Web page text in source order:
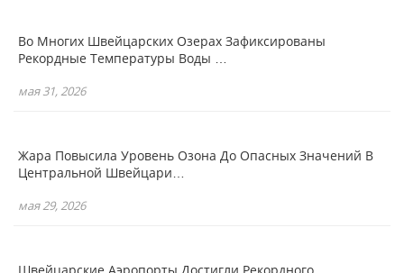
Во Многих Швейцарских Озерах Зафиксированы
Рекордные Температуры Воды …
мая 31, 2026
Жара Повысила Уровень Озона До Опасных Значений В
Центральной Швейцари…
мая 29, 2026